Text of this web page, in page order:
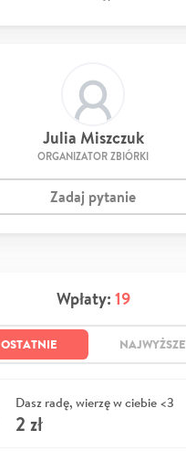
Julia Miszczuk
ORGANIZATOR ZBIÓRKI
Zadaj pytanie
Wpłaty: 19
OSTATNIE NAJWYŻSZE
Dasz radę, wierzę w ciebie <3
2 zł